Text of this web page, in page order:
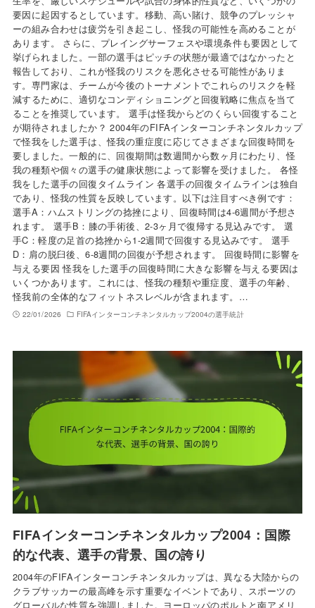
要因に起因するとしています。移動、高い賭け、競争のプレッシャ
ーの組み合わせは疲労を引き起こし、怪我の可能性を高めることが
あります。 さらに、プレイングサーフェスや環境条件も要因として
挙げられました。一部の選手はピッチの状態が最適ではなかったと
報告しており、これが怪我のリスクを悪化させる可能性がありま
す。専門家は、チームが今後のトーナメントでこれらのリスクを軽
減するために、適切なコンディショニングと回復戦略に焦点を当て
ることを推奨しています。 選手は怪我からどのくらい回復すること
が期待されましたか？ 2004年のFIFAインターコンチネンタルカップ
で怪我をした選手は、怪我の重症度に応じてさまざまな回復時間を
要しました。一般的に、回復期間は数週間から数ヶ月にわたり、怪
我の種類や個々の選手の健康状態によって影響を受けました。 各怪
我をした選手の回復タイムライン 各選手の回復タイムラインは独自
であり、怪我の性質を反映しています。以下は注目すべき例です：
選手A：ハムストリングの捻挫により、回復時間は4-6週間が予想さ
れます。 選手B：膝の手術後、2-3ヶ月で復帰する見込みです。 選
手C：軽度の足首の捻挫から1-2週間で回復する見込みです。 選手
D：肩の脱臼後、6-8週間の回復が予想されます。 回復時間に影響を
与える要因 怪我をした選手の回復時間に大きな影響を与える要因は
いくつかあります。これには、怪我の種類や重症度、選手の年齢、
怪我前の全体的なフィットネスレベルが含まれます。…
22/01/2026 FIFAインターコンチネンタルカップ2004の選手統計
FIFAインターコンチネンタルカップ2004：国際
的な代表、選手の背景、国の誇り
2004年のFIFAインターコンチネンタルカップは、異なる大陸からの
クラブサッカーの最高峰を示す重要なイベントであり、スポーツの
グローバルな性質を強調しました。ヨーロッパのポルトと南アメリ